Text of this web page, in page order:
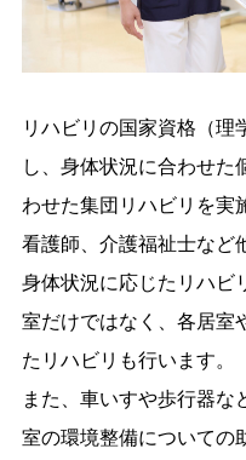
リハビリの国家資格（理
し、身体状況に合わせた
わせた集団リハビリを実
看護師、介護福祉士など
身体状況に応じたリハビ
室だけではなく、各居室
たリハビリも行います。
また、車いすや歩行器な
室の環境整備についての